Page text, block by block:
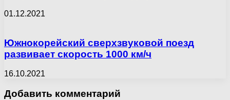
01.12.2021
Южнокорейский сверхзвуковой поезд
развивает скорость 1000 км/ч
16.10.2021
Добавить комментарий